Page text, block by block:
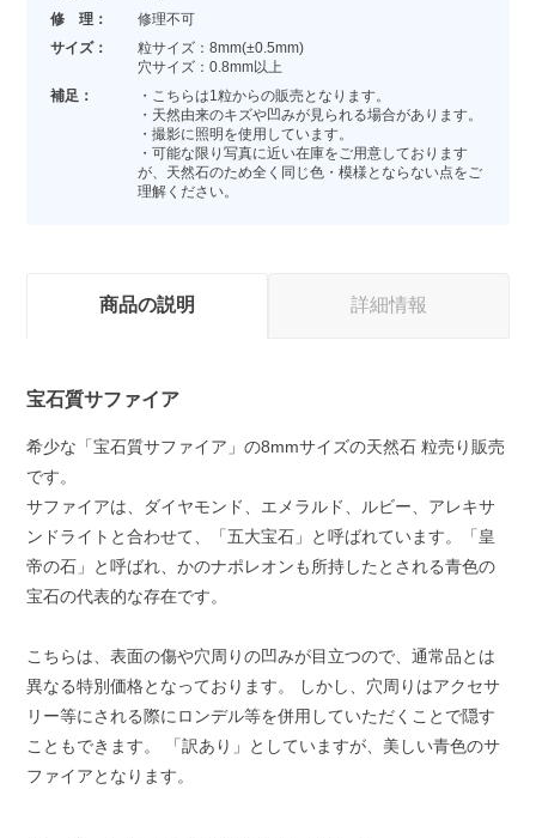
修 理：
修理不可
サイズ：
粒サイズ：8mm(±0.5mm)
穴サイズ：0.8mm以上
補足：
・こちらは1粒からの販売となります。
・天然由来のキズや凹みが見られる場合があります。
・撮影に照明を使用しています。
・可能な限り写真に近い在庫をご用意しております
が、天然石のため全く同じ色・模様とならない点をご
理解ください。
商品の説明 詳細情報
宝石質サファイア
希少な「宝石質サファイア」の8mmサイズの天然石 粒売り販売
です。
サファイアは、ダイヤモンド、エメラルド、ルビー、アレキサ
ンドライトと合わせて、「五大宝石」と呼ばれています。「皇
帝の石」と呼ばれ、かのナポレオンも所持したとされる青色の
宝石の代表的な存在です。
こちらは、表面の傷や穴周りの凹みが目立つので、通常品とは
異なる特別価格となっております。 しかし、穴周りはアクセサ
リー等にされる際にロンデル等を併用していただくことで隠す
こともできます。 「訳あり」としていますが、美しい青色のサ
ファイアとなります。